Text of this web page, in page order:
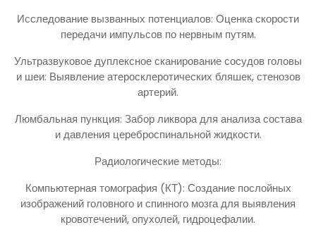
Исследование вызванных потенциалов: Оценка скорости
передачи импульсов по нервным путям.
Ультразвуковое дуплексное сканирование сосудов головы
и шеи: Выявление атеросклеротических бляшек, стенозов
артерий.
Люмбальная пункция: Забор ликвора для анализа состава
и давления цереброспинальной жидкости.
Радиологические методы:
Компьютерная томография (КТ): Создание послойных
изображений головного и спинного мозга для выявления
кровотечений, опухолей, гидроцефалии.